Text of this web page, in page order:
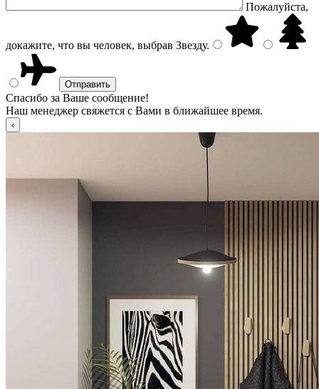
Пожалуйста,
докажите, что вы человек, выбрав Звезду.
Спасибо за Ваше сообщение!
Наш менеджер свяжется с Вами в ближайшее время.